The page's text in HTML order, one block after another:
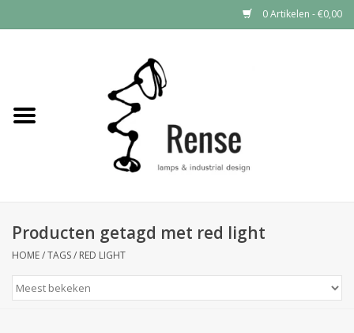
0 Artikelen - €0,00
Industrial lamps
Producten getagd met red light
HOME/TAGS/ RED LIGHT